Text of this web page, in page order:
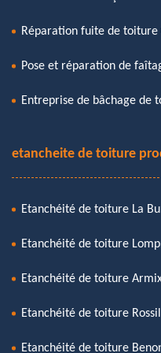
Réparation fuite de toiture
Pose et réparation de
Entreprise de bâchage de
etancheite de toiture
Etanchéité de toiture La
Etanchéité de toiture
Etanchéité de toiture
Etanchéité de toiture
Etanchéité de toiture